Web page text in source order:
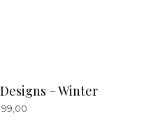
– Winter